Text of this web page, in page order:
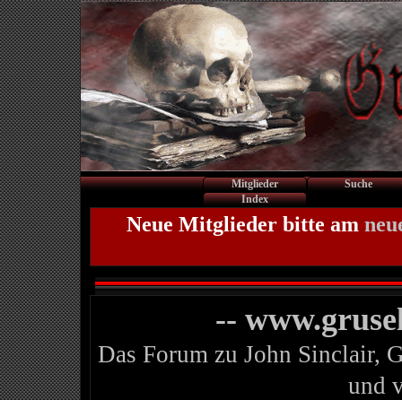
Mitglieder
Suche
Index
Neue Mitglieder bitte am
--
Das Forum zu John Sinclair,
und